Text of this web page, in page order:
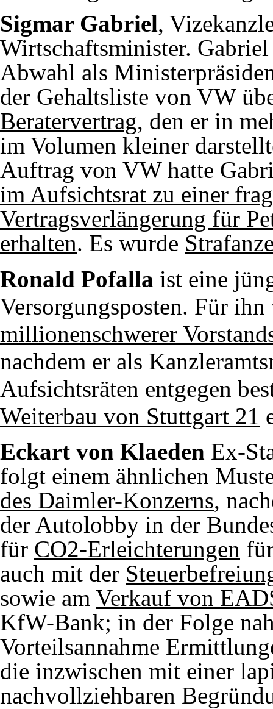
Sigmar Gabriel,
Wirtschaftsminister.
Abwahl als
der Gehaltsliste von VW
Beratervertrag, den er in
im Volumen kleiner
Auftrag von VW hatte
im Aufsichtsrat zu einer
Vertragsverlängerung für
erhalten. Es wurde
Ronald Pofalla ist eine
Versorgungsposten. Für
millionenschwerer
nachdem er als
Aufsichtsräten entgegen
Weiterbau von Stuttgart 21
Eckart von Klaeden Ex-
folgt einem ähnlichen
des Daimler-Konzerns,
der Autolobby in der
für CO2-Erleichterungen
auch mit der
sowie am Verkauf von
KfW-Bank; in der Folge
Vorteilsannahme
die inzwischen mit einer
nachvollziehbaren